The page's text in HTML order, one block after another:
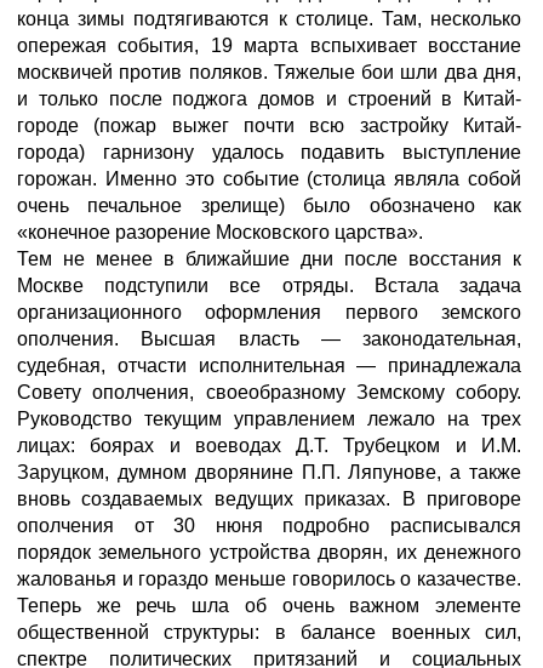
конца зимы подтягиваются к столице. Там, несколько
опережая события, 19 марта вспыхивает восстание
москвичей против поляков. Тяжелые бои шли два дня,
и только после поджога домов и строений в Китай-
городе (пожар выжег почти всю застройку Китай-
города) гарнизону удалось подавить выступление
горожан. Именно это событие (столица являла собой
очень печальное зрелище) было обозначено как
«конечное разорение Московского царства».
Тем не менее в ближайшие дни после восстания к
Москве подступили все отряды. Встала задача
организационного оформления первого земского
ополчения. Высшая власть — законодательная,
судебная, отчасти исполнительная — принадлежала
Совету ополчения, своеобразному Земскому собору.
Руководство текущим управлением лежало на трех
лицах: боярах и воеводах Д.Т. Трубецком и И.М.
Заруцком, думном дворянине П.П. Ляпунове, а также
вновь создаваемых ведущих приказах. В приговоре
ополчения от 30 нюня подробно расписывался
порядок земельного устройства дворян, их денежного
жалованья и гораздо меньше говорилось о казачестве.
Теперь же речь шла об очень важном элементе
общественной структуры: в балансе военных сил,
спектре политических притязаний и социальных